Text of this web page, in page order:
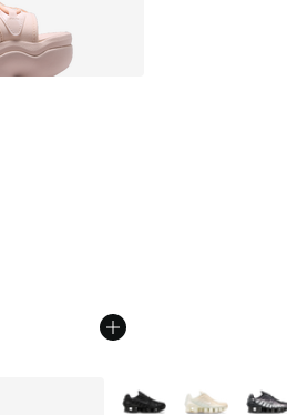
Plus de couleurs